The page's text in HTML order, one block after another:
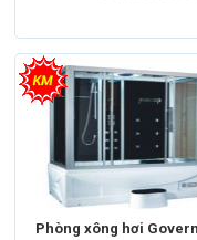
Phòng xông hơi